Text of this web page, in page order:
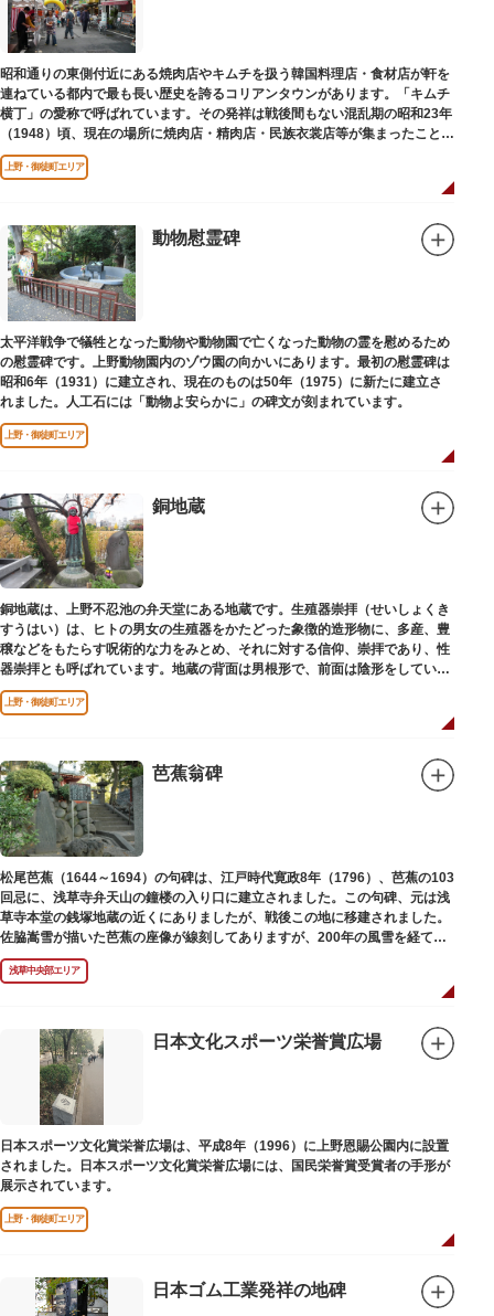
昭和通りの東側付近にある焼肉店やキムチを扱う韓国料理店・食材店が軒を
連ねている都内で最も長い歴史を誇るコリアンタウンがあります。「キムチ
横丁」の愛称で呼ばれています。その発祥は戦後間もない混乱期の昭和23年
（1948）頃、現在の場所に焼肉店・精肉店・民族衣裳店等が集まったことに
端を発しています。
上野・御徒町エリア
動物慰霊碑
太平洋戦争で犠牲となった動物や動物園で亡くなった動物の霊を慰めるため
の慰霊碑です。上野動物園内のゾウ園の向かいにあります。最初の慰霊碑は
昭和6年（1931）に建立され、現在のものは50年（1975）に新たに建立さ
れました。人工石には「動物よ安らかに」の碑文が刻まれています。
上野・御徒町エリア
銅地蔵
銅地蔵は、上野不忍池の弁天堂にある地蔵です。生殖器崇拝（せいしょくき
すうはい）は、ヒトの男女の生殖器をかたどった象徴的造形物に、多産、豊
穣などをもたらす呪術的な力をみとめ、それに対する信仰、崇拝であり、性
器崇拝とも呼ばれています。地蔵の背面は男根形で、前面は陰形をしていま
す。
上野・御徒町エリア
芭蕉翁碑
松尾芭蕉（1644～1694）の句碑は、江戸時代寛政8年（1796）、芭蕉の103
回忌に、浅草寺弁天山の鐘楼の入り口に建立されました。この句碑、元は浅
草寺本堂の銭塚地蔵の近くにありましたが、戦後この地に移建されました。
佐脇嵩雪が描いた芭蕉の座像が線刻してありますが、200年の風雪を経て、
碑石も欠損し、碑面の判読も困難となっています。
浅草中央部エリア
日本文化スポーツ栄誉賞広場
日本スポーツ文化賞栄誉広場は、平成8年（1996）に上野恩賜公園内に設置
されました。日本スポーツ文化賞栄誉広場には、国民栄誉賞受賞者の手形が
展示されています。
上野・御徒町エリア
日本ゴム工業発祥の地碑